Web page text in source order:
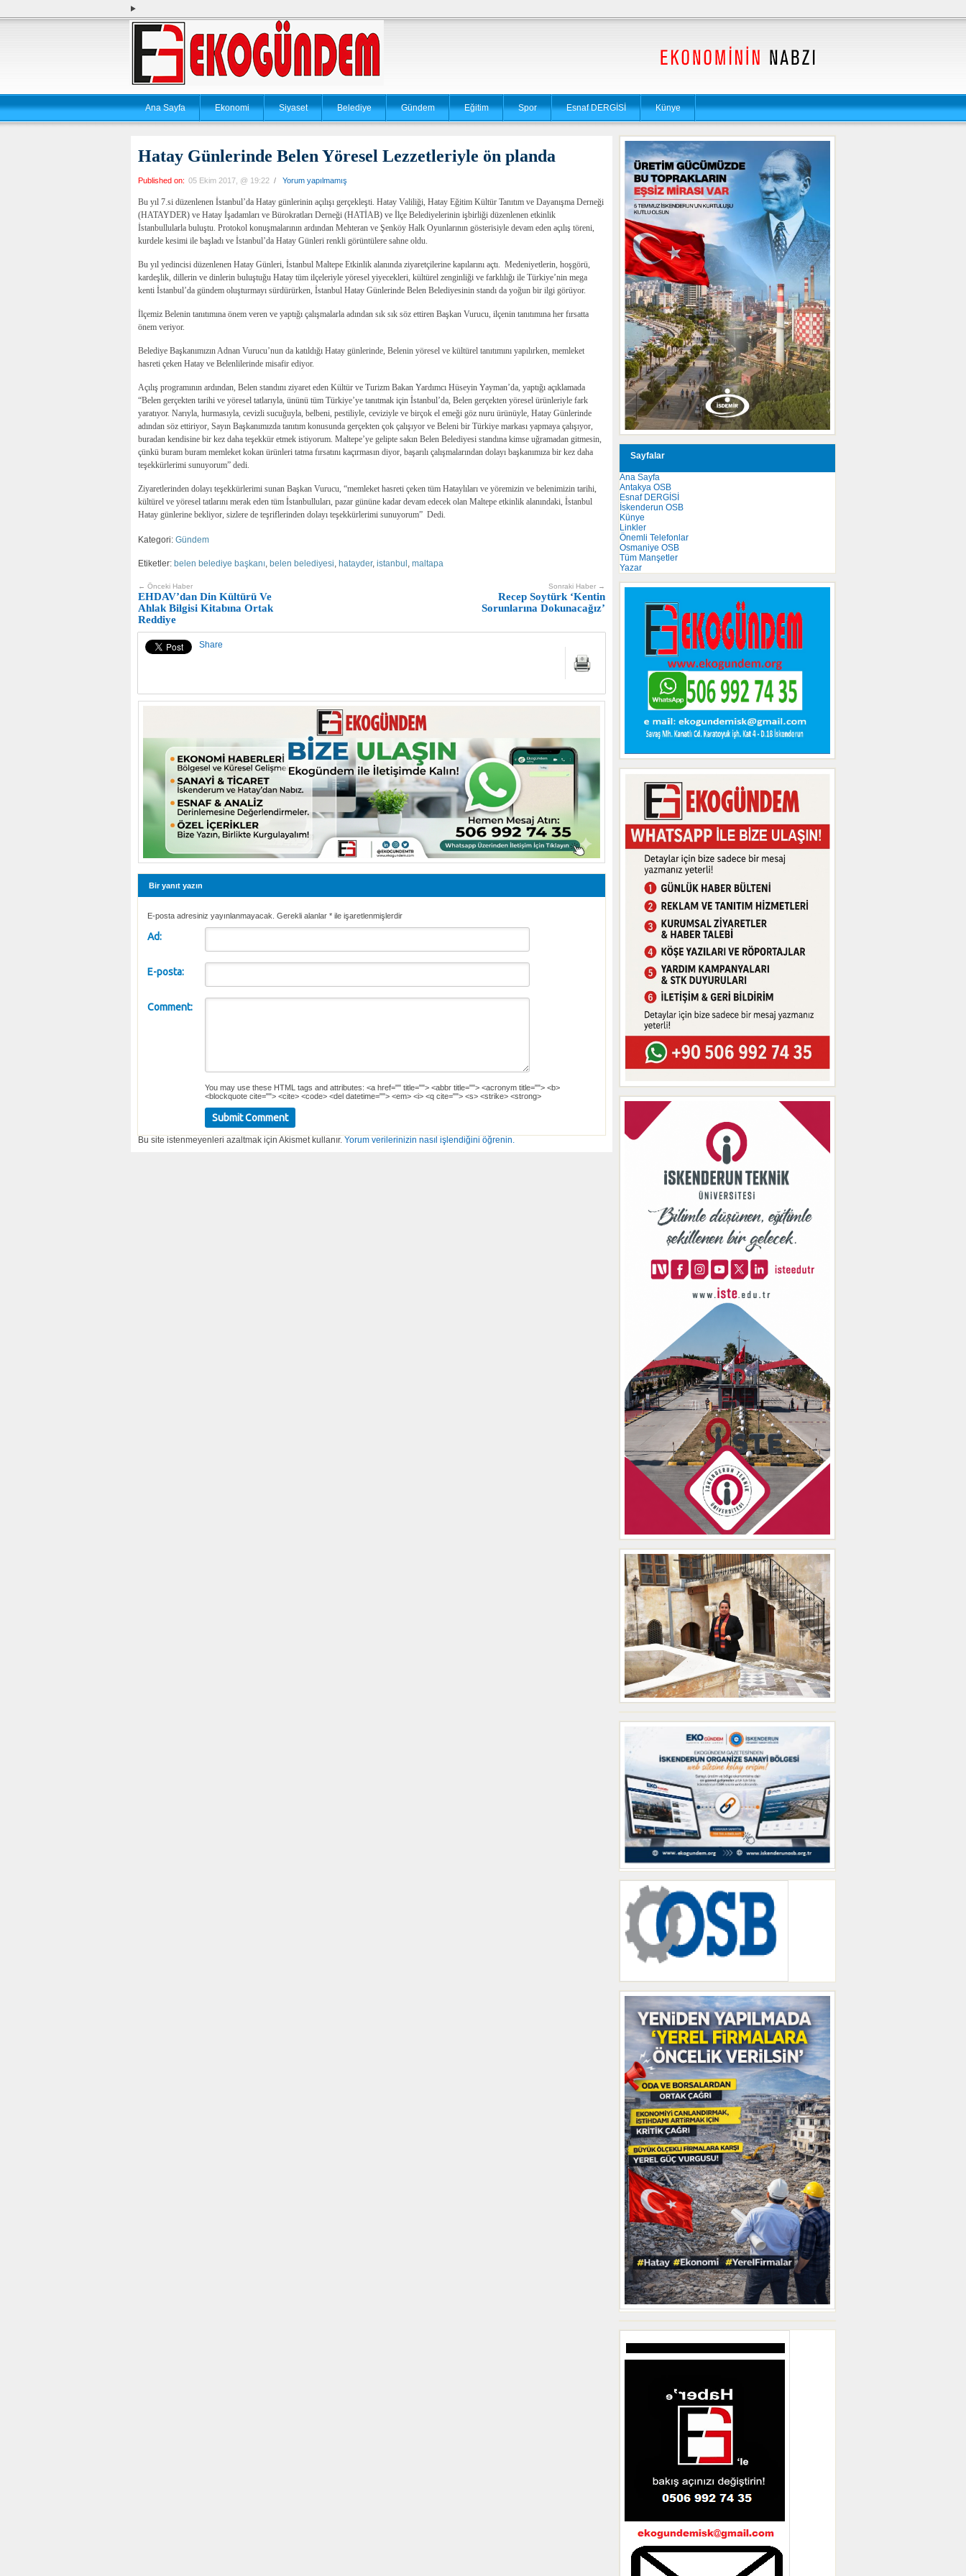
Ana Sayfa Ekonomi Siyaset Belediye Gündem Eğitim Spor Esnaf DERGİSİ Künye
Hatay Günlerinde Belen Yöresel Lezzetleriyle ön planda
Published on: 05 Ekim 2017, @ 19:22 / Yorum yapılmamış
Bu yıl 7.si düzenlenen İstanbul’da Hatay günlerinin açılışı gerçekleşti. Hatay Valiliği, Hatay Eğitim Kültür Tanıtım ve Dayanışma Derneği
(HATAYDER) ve Hatay İşadamları ve Bürokratları Derneği (HATİAB) ve İlçe Belediyelerinin işbirliği düzenlenen etkinlik
İstanbullularla buluştu. Protokol konuşmalarının ardından Mehteran ve Şenköy Halk Oyunlarının gösterisiyle devam eden açılış töreni,
kurdele kesimi ile başladı ve İstanbul’da Hatay Günleri renkli görüntülere sahne oldu.
Bu yıl yedincisi düzenlenen Hatay Günleri, İstanbul Maltepe Etkinlik alanında ziyaretçilerine kapılarını açtı. Medeniyetlerin, hoşgörü,
kardeşlik, dillerin ve dinlerin buluştuğu Hatay tüm ilçeleriyle yöresel yiyecekleri, kültürel zenginliği ve farklılığı ile Türkiye’nin mega
kenti İstanbul’da gündem oluşturmayı sürdürürken, İstanbul Hatay Günlerinde Belen Belediyesinin standı da yoğun bir ilgi görüyor.
İlçemiz Belenin tanıtımına önem veren ve yaptığı çalışmalarla adından sık sık söz ettiren Başkan Vurucu, ilçenin tanıtımına her fırsatta
önem veriyor.
Belediye Başkanımızın Adnan Vurucu’nun da katıldığı Hatay günlerinde, Belenin yöresel ve kültürel tanıtımını yapılırken, memleket
hasreti çeken Hatay ve Belenlilerinde misafir ediyor.
Açılış programının ardından, Belen standını ziyaret eden Kültür ve Turizm Bakan Yardımcı Hüseyin Yayman’da, yaptığı açıklamada
“Belen gerçekten tarihi ve yöresel tatlarıyla, ününü tüm Türkiye’ye tanıtmak için İstanbul’da, Belen gerçekten yöresel ürünleriyle fark
yaratıyor. Narıyla, hurmasıyla, cevizli sucuğuyla, belbeni, pestiliyle, ceviziyle ve birçok el emeği göz nuru ürünüyle, Hatay Günlerinde
adından söz ettiriyor, Sayın Başkanımızda tanıtım konusunda gerçekten çok çalışıyor ve Beleni bir Türkiye markası yapmaya çalışıyor,
buradan kendisine bir kez daha teşekkür etmek istiyorum. Maltepe’ye gelipte sakın Belen Belediyesi standına kimse uğramadan gitmesin,
çünkü buram buram memleket kokan ürünleri tatma fırsatını kaçırmasın diyor, başarılı çalışmalarından dolayı başkanımıza bir kez daha
teşekkürlerimi sunuyorum” dedi.
Ziyaretlerinden dolayı teşekkürlerimi sunan Başkan Vurucu, “memleket hasreti çeken tüm Hataylıları ve yöremizin ve belenimizin tarihi,
kültürel ve yöresel tatlarını merak eden tüm İstanbulluları, pazar gününe kadar devam edecek olan Maltepe etkinlik alanındaki, İstanbul
Hatay günlerine bekliyor, sizlere de teşriflerinden dolayı teşekkürlerimi sunuyorum” Dedi.
Kategori: Gündem
Etiketler: belen belediye başkanı, belen belediyesi, hatayder, istanbul , maltapa
Sonraki Haber →
Recep Soytürk ‘Kentin
Sorunlarına Dokunacağız’
← Önceki Haber
EHDAV’dan Din Kültürü Ve
Ahlak Bilgisi Kitabına Ortak
Reddiye
Share
Bir yanıt yazın
E-posta adresiniz yayınlanmayacak. Gerekli alanlar * ile işaretlenmişlerdir
Ad:
E-posta:
Comment:
You may use these HTML tags and attributes: <a href="" title=""> <abbr title=""> <acronym title=""> <b>
<blockquote cite=""> <cite> <code> <del datetime=""> <em> <i> <q cite=""> <s> <strike> <strong>
Bu site istenmeyenleri azaltmak için Akismet kullanır. Yorum verilerinizin nasıl işlendiğini öğrenin.
Sayfalar
Ana Sayfa
Antakya OSB
Esnaf DERGİSİ
İskenderun OSB
Künye
Linkler
Önemli Telefonlar
Osmaniye OSB
Tüm Manşetler
Yazar